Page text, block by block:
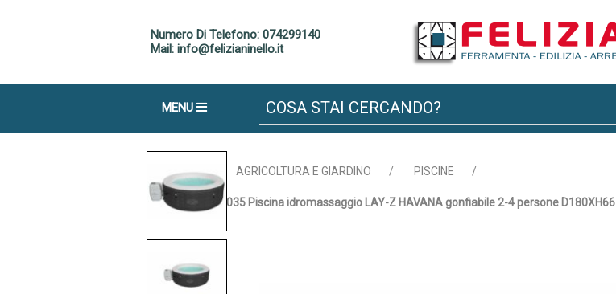
Numero Di Telefono: 074299140
Mail: info@felizianinello.it
MENU
Home AGRICOLTURA E GIARDINO / PISCINE /
BESTWAY 60035 Piscina idromassaggio LAY-Z HAVANA gonfiabile 2-4 persone D180XH66